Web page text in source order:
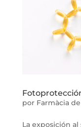
por Farmàcia
La exposición